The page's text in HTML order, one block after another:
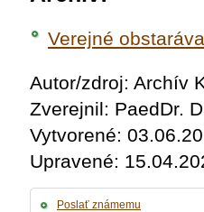
Verejné
Autor/zdroj: Archív
Zverejnil: PaedDr.
Vytvorené:
Upravené:
Poslať známemu